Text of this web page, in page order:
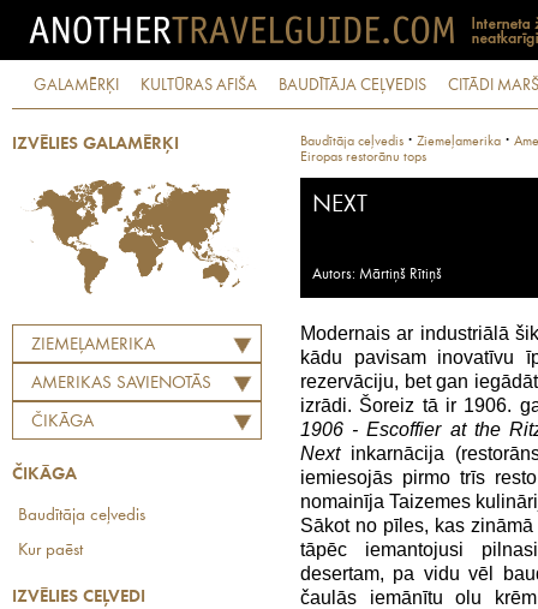
GALAMĒRĶI KULTŪRAS AFIŠA BAUDĪTĀJA CEĻVEDIS CITĀDI
IZVĒLIES GALAMĒRĶI
ZIEMEĻAMERIKA
AMERIKAS SAVIENOTĀS
VALSTIS
ČIKĀGA
ČIKĀGA
Baudītāja ceļvedis
Kur paēst
IZVĒLIES CEĻVEDI
Baudītāja ceļvedis · Ziemeļamerika ·
Eiropas restorānu tops
NEXT
Autors: Mārtiņš Rītiņš
Modernais ar industriālā
kādu pavisam inovatīvu
rezervāciju, bet gan
izrādi. Šoreiz tā ir 1906.
1906 - Escoffier at the
Next inkarnācija
iemiesojās pirmo trīs
nomainīja Taizemes
Sākot no pīles, kas
tāpēc iemantojusi
desertam, pa vidu vēl
čaulās iemānītu olu